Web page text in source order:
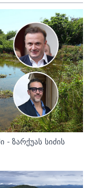
- ზარქუას სიძის